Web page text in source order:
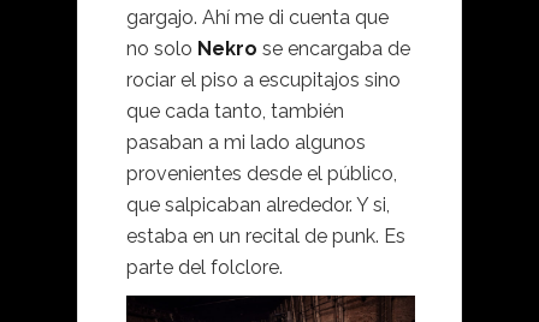
gargajo. Ahí me di cuenta que
no solo Nekro se encargaba de
rociar el piso a escupitajos sino
que cada tanto, también
pasaban a mi lado algunos
provenientes desde el público,
que salpicaban alrededor. Y si,
estaba en un recital de punk. Es
parte del folclore.